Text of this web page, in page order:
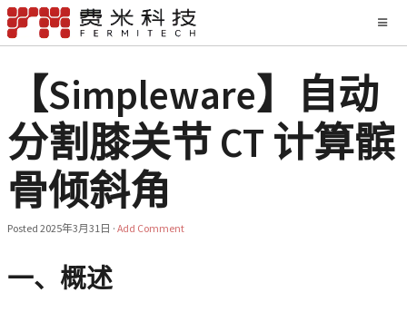
【Simpleware】自动
分割膝关节 CT 计算髌
骨倾斜角
Posted 2025年3月31日 · Add Comment
一、概述